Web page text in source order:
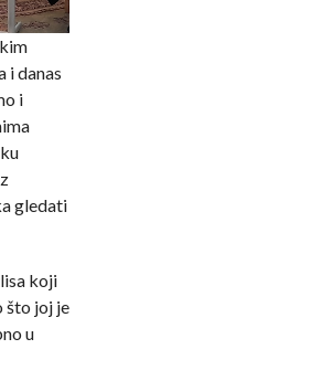
i danas
i
gledati
koji
što joj je
u